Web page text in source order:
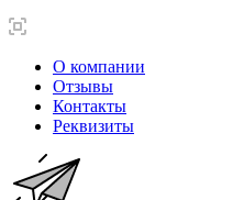
О компании
Отзывы
Контакты
Реквизиты